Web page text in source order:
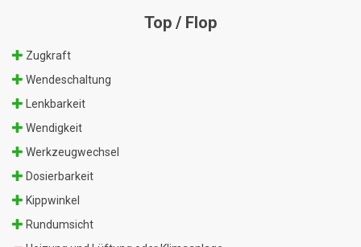
Top / Flop
Zugkraft
Wendeschaltung
Lenkbarkeit
Wendigkeit
Werkzeugwechsel
Dosierbarkeit
Kippwinkel
Rundumsicht